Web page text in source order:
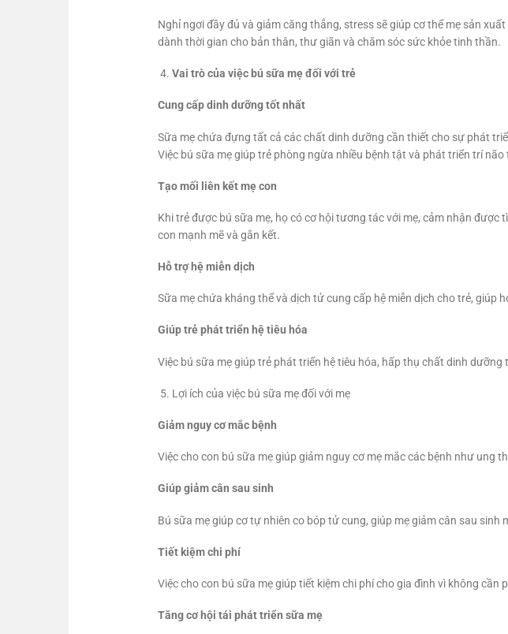
Nghỉ ngơi đầy đủ và giảm căng thẳng, stress sẽ giúp cơ thể mẹ sản
dành thời gian cho bản thân, thư giãn và chăm sóc sức khỏe tinh thần.
Vai trò của việc bú sữa mẹ đối với trẻ
Cung cấp dinh dưỡng tốt nhất
Sữa mẹ chứa đựng tất cả các chất dinh dưỡng cần thiết cho sự phát
Việc bú sữa mẹ giúp trẻ phòng ngừa nhiều bệnh tật và phát triển trí não
Tạo mối liên kết mẹ con
Khi trẻ được bú sữa mẹ, họ có cơ hội tương tác với mẹ, cảm nhận
con mạnh mẽ và gắn kết.
Hỗ trợ hệ miễn dịch
Sữa mẹ chứa kháng thể và dịch tử cung cấp hệ miễn dịch cho trẻ, giúp
Giúp trẻ phát triển hệ tiêu hóa
Việc bú sữa mẹ giúp trẻ phát triển hệ tiêu hóa, hấp thụ chất dinh
Lợi ích của việc bú sữa mẹ đối với mẹ
Giảm nguy cơ mắc bệnh
Việc cho con bú sữa mẹ giúp giảm nguy cơ mẹ mắc các bệnh như ung
Giúp giảm cân sau sinh
Bú sữa mẹ giúp cơ tự nhiên co bóp tử cung, giúp mẹ giảm cân sau sinh
Tiết kiệm chi phí
Việc cho con bú sữa mẹ giúp tiết kiệm chi phí cho gia đình vì không
Tăng cơ hội tái phát triển sữa mẹ